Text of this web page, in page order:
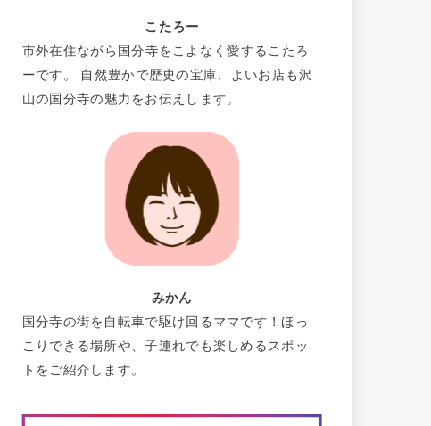
こたろー
市外在住ながら国分寺をこよなく愛するこたろ
ーです。 自然豊かで歴史の宝庫、よいお店も沢
山の国分寺の魅力をお伝えします。
みかん
国分寺の街を自転車で駆け回るママです！ほっ
こりできる場所や、子連れでも楽しめるスポッ
トをご紹介します。